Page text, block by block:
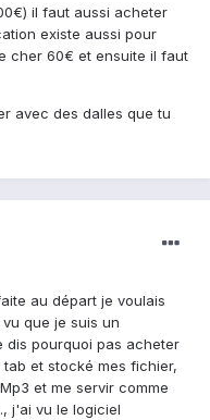
il faut aussi acheter
existe aussi pour
cher 60€ et ensuite il faut
avec des dalles que tu
au départ je voulais
que je suis un
dis pourquoi pas acheter
et stocké mes fichier,
et me servir comme
j'ai vu le logiciel